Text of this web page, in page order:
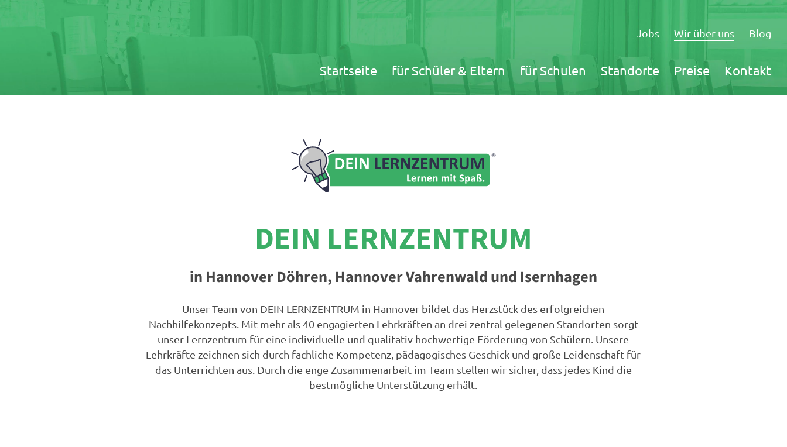
überspringen
Jobs Wir über uns Blog
Navigation
überspringen
Startseite für Schüler & Eltern für Schulen Standorte Preise Kontakt
DEIN LERNZENTRUM
in Hannover Döhren, Hannover Vahrenwald und Isernhagen
Unser Team von DEIN LERNZENTRUM in Hannover bildet das Herzstück des erfolgreichen
Nachhilfekonzepts. Mit mehr als 40 engagierten Lehrkräften an drei zentral gelegenen Standorten sorgt
unser Lernzentrum für eine individuelle und qualitativ hochwertige Förderung von Schülern. Unsere
Lehrkräfte zeichnen sich durch fachliche Kompetenz, pädagogisches Geschick und große Leidenschaft für
das Unterrichten aus. Durch die enge Zusammenarbeit im Team stellen wir sicher, dass jedes Kind die
bestmögliche Unterstützung erhält.